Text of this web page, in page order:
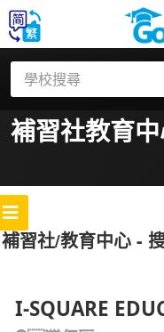
補習社教育
補習社/教育中心 -
I-SQUARE